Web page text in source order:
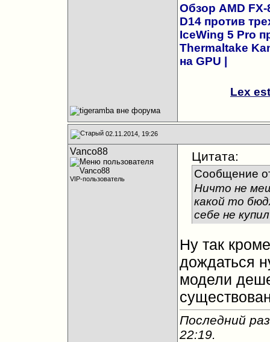
Обзор AMD FX-
D14 против
IceWing 5 Pro
Thermaltake
на GPU
Lex
02.11.2014, 19:26
Vanco88
VIP-пользователь
Цитата:
Сообщение
Ничто не
какой то
себе не
Ну так
дождаться
модели
Последний
22:19.